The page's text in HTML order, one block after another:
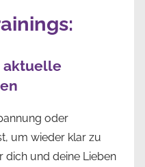
aktuelle
oder
um wieder klar zu
dich und deine Lieben